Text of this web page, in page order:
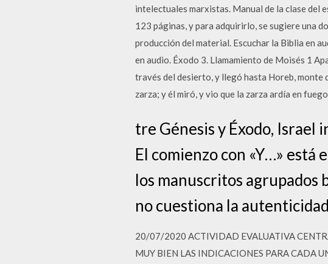
intelectuales marxistas. Manual de la clase del
123 páginas, y para adquirirlo, se sugiere una
producción del material. Escuchar la Biblia en
en audio. Éxodo 3. Llamamiento de Moisés 1
través del desierto, y llegó hasta Horeb, monte
zarza; y él miró, y vio que la zarza ardía en
tre Génesis y Éxodo, Israel
El comienzo con «Y…» está
los manuscritos
no cuestiona la
20/07/2020 ACTIVIDAD EVALUATIVA
MUY BIEN LAS INDICACIONES PARA CADA